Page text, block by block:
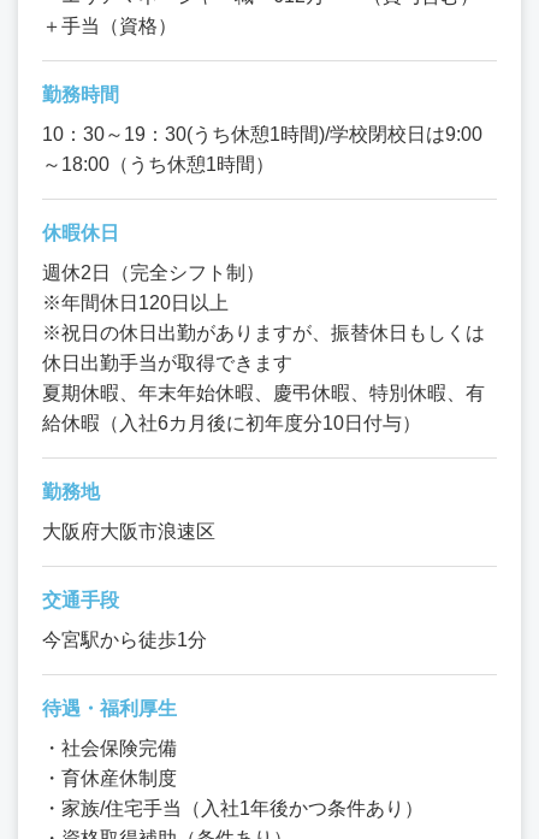
＋手当（資格）
勤務時間
10：30～19：30(うち休憩1時間)/学校閉校日は9:00
～18:00（うち休憩1時間）
休暇休日
週休2日（完全シフト制）
※年間休日120日以上
※祝日の休日出勤がありますが、振替休日もしくは
休日出勤手当が取得できます
夏期休暇、年末年始休暇、慶弔休暇、特別休暇、有
給休暇（入社6カ月後に初年度分10日付与）
勤務地
大阪府大阪市浪速区
交通手段
今宮駅から徒歩1分
待遇・福利厚生
・社会保険完備
・育休産休制度
・家族/住宅手当（入社1年後かつ条件あり）